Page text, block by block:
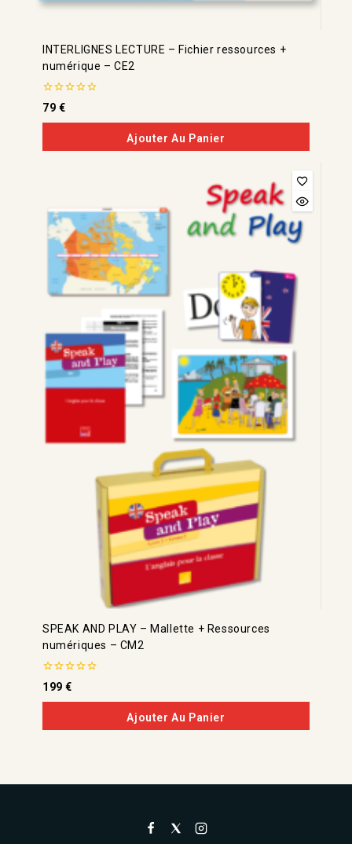
INTERLIGNES LECTURE – Fichier ressources +
numérique – CE2
0
de
5
79 €
Ajouter Au Panier
SPEAK AND PLAY – Mallette + Ressources
numériques – CM2
0
de
5
199€
Ajouter Au Panier